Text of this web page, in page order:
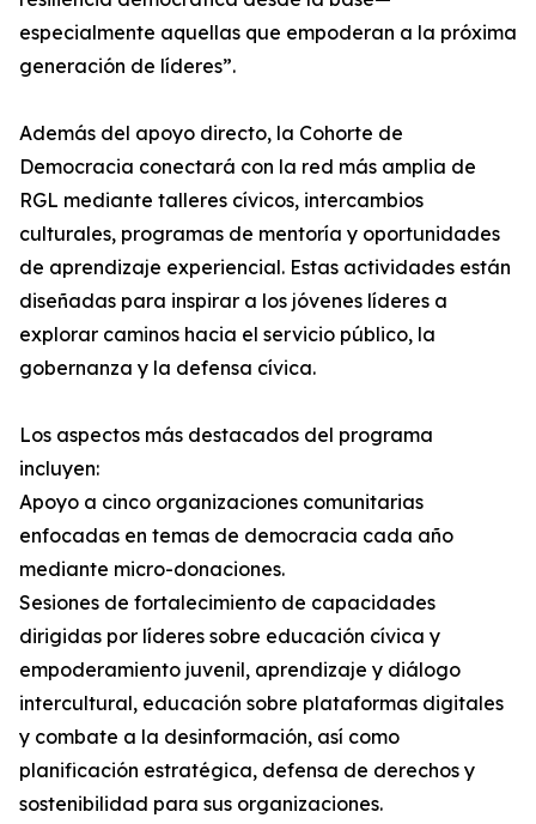
especialmente aquellas que empoderan a la próxima
generación de líderes”.
Además del apoyo directo, la Cohorte de
Democracia conectará con la red más amplia de
RGL mediante talleres cívicos, intercambios
culturales, programas de mentoría y oportunidades
de aprendizaje experiencial. Estas actividades están
diseñadas para inspirar a los jóvenes líderes a
explorar caminos hacia el servicio público, la
gobernanza y la defensa cívica.
Los aspectos más destacados del programa
incluyen:
Apoyo a cinco organizaciones comunitarias
enfocadas en temas de democracia cada año
mediante micro-donaciones.
Sesiones de fortalecimiento de capacidades
dirigidas por líderes sobre educación cívica y
empoderamiento juvenil, aprendizaje y diálogo
intercultural, educación sobre plataformas digitales
y combate a la desinformación, así como
planificación estratégica, defensa de derechos y
sostenibilidad para sus organizaciones.